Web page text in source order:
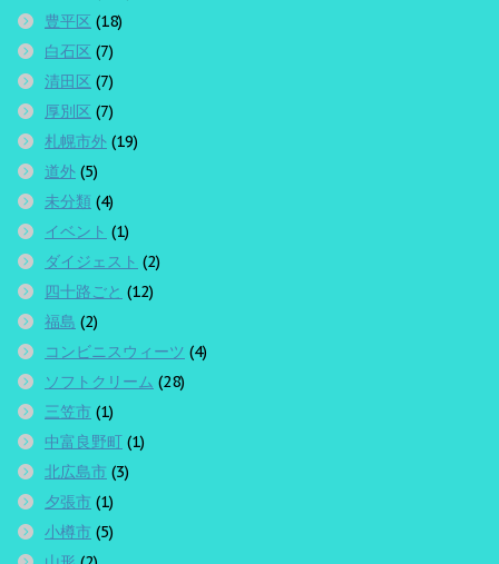
豊平区 (18)
白石区 (7)
清田区 (7)
厚別区 (7)
札幌市外 (19)
道外 (5)
未分類 (4)
イベント (1)
ダイジェスト (2)
四十路ごと (12)
福島 (2)
コンビニスウィーツ (4)
ソフトクリーム (28)
三笠市 (1)
中富良野町 (1)
北広島市 (3)
夕張市 (1)
小樽市 (5)